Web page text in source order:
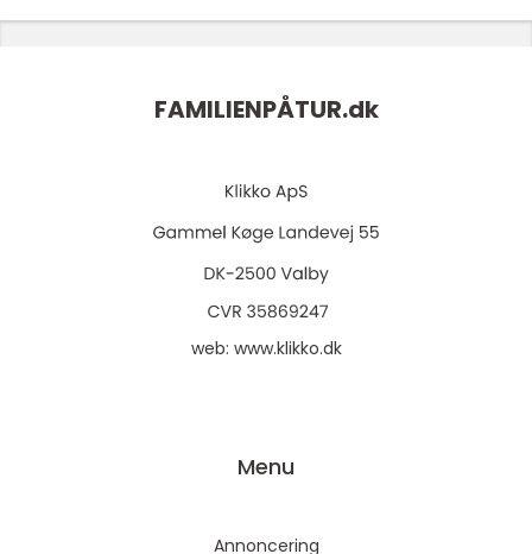
FAMILIENPÅTUR.dk
web: www.klikko.dk
Menu
Annoncering